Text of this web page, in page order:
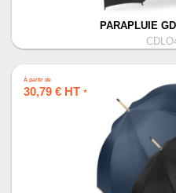
PARAPLUIE
À partir de
30,79 € HT *